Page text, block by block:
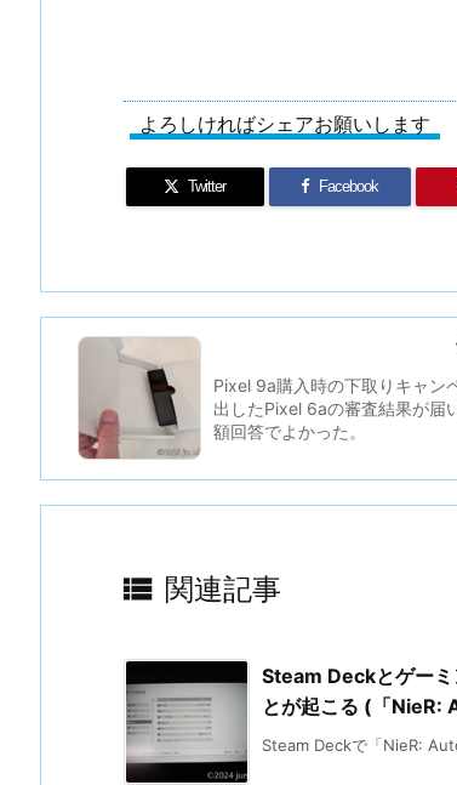
よろしければシェアお願いします
Twitter Facebook
Pixel 9a購入時の下取りキャン
出したPixel 6aの審査結果が届
額回答でよかった。
 関連記事
Steam Deckとゲーミ
とが起こる (「NieR:
Steam Deckで「NieR: